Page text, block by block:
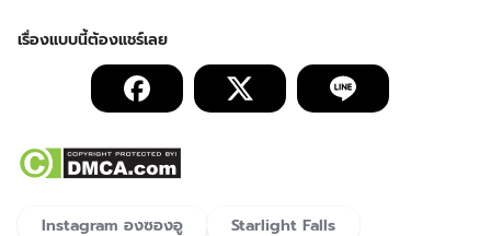
Instagram องซองอู
Starlight Falls